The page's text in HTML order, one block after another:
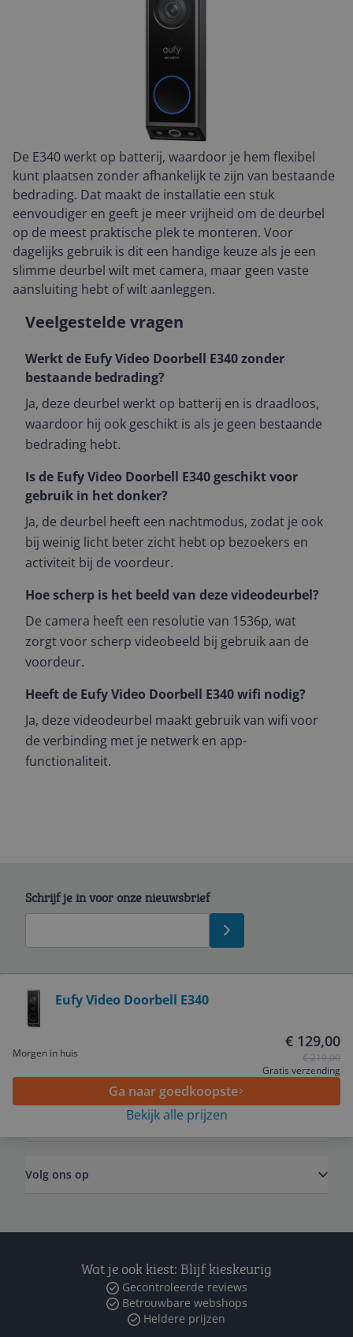
De E340 werkt op batterij, waardoor je hem flexibel
kunt plaatsen zonder afhankelijk te zijn van bestaande
bedrading. Dat maakt de installatie een stuk
eenvoudiger en geeft je meer vrijheid om de deurbel
op de meest praktische plek te monteren. Voor
dagelijks gebruik is dit een handige keuze als je een
slimme deurbel wilt met camera, maar geen vaste
aansluiting hebt of wilt aanleggen.
Veelgestelde vragen
Werkt de Eufy Video Doorbell E340 zonder
bestaande bedrading?
Ja, deze deurbel werkt op batterij en is draadloos,
waardoor hij ook geschikt is als je geen bestaande
bedrading hebt.
Is de Eufy Video Doorbell E340 geschikt voor
gebruik in het donker?
Ja, de deurbel heeft een nachtmodus, zodat je ook
bij weinig licht beter zicht hebt op bezoekers en
activiteit bij de voordeur.
Hoe scherp is het beeld van deze videodeurbel?
De camera heeft een resolutie van 1536p, wat
zorgt voor scherp videobeeld bij gebruik aan de
voordeur.
Heeft de Eufy Video Doorbell E340 wifi nodig?
Ja, deze videodeurbel maakt gebruik van wifi voor
de verbinding met je netwerk en app-
functionaliteit.
Eufy Video Doorbell E340
Morgen in huis
€ 129,00
€ 219,00
Gratis verzending
Ga naar goedkoopste
Bekijk alle prijzen
Schrijf je in voor onze nieuwsbrief
Service
Volg ons op
Wat je ook kiest: Blijf kieskeurig
Gecontroleerde reviews
Betrouwbare webshops
Heldere prijzen